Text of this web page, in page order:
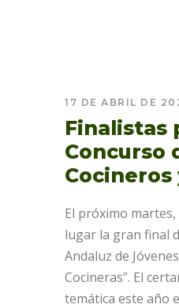
17 DE ABRIL DE
Finalistas
Concurso
Cocineros
El próximo
lugar la gran final
Andaluz de
Cocineras”. El
temática este año